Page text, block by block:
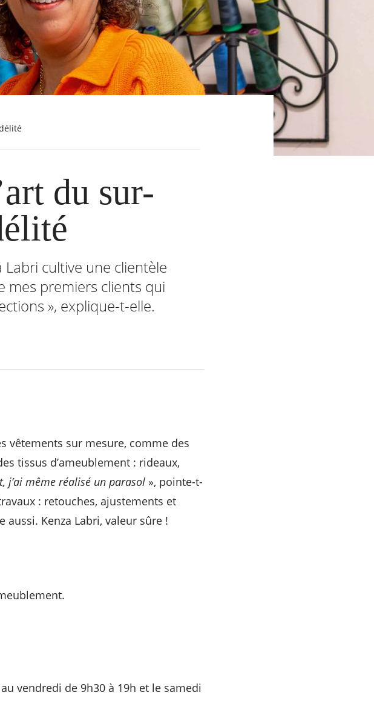
du sur-
cultive une clientèle
mes premiers clients qui
», explique-t-elle.
vêtements sur mesure, comme des
tissus d’ameublement : rideaux,
j’ai même réalisé un parasol», pointe-t-
: retouches, ajustements et
Kenza Labri, valeur sûre !
vendredi de 9h30 à 19h et le samedi